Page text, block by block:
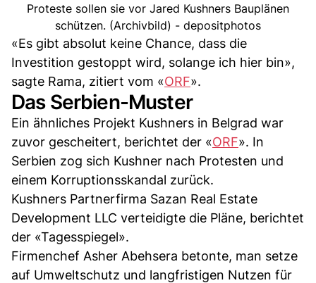
Proteste sollen sie vor Jared Kushners Bauplänen
schützen. (Archivbild) - depositphotos
«Es gibt absolut keine Chance, dass die
Investition gestoppt wird, solange ich hier bin»,
sagte Rama, zitiert vom «ORF».
Das Serbien-Muster
Ein ähnliches Projekt Kushners in Belgrad war
zuvor gescheitert, berichtet der «ORF». In
Serbien zog sich Kushner nach Protesten und
einem Korruptionsskandal zurück.
Kushners Partnerfirma Sazan Real Estate
Development LLC verteidigte die Pläne, berichtet
der «Tagesspiegel».
Firmenchef Asher Abehsera betonte, man setze
auf Umweltschutz und langfristigen Nutzen für